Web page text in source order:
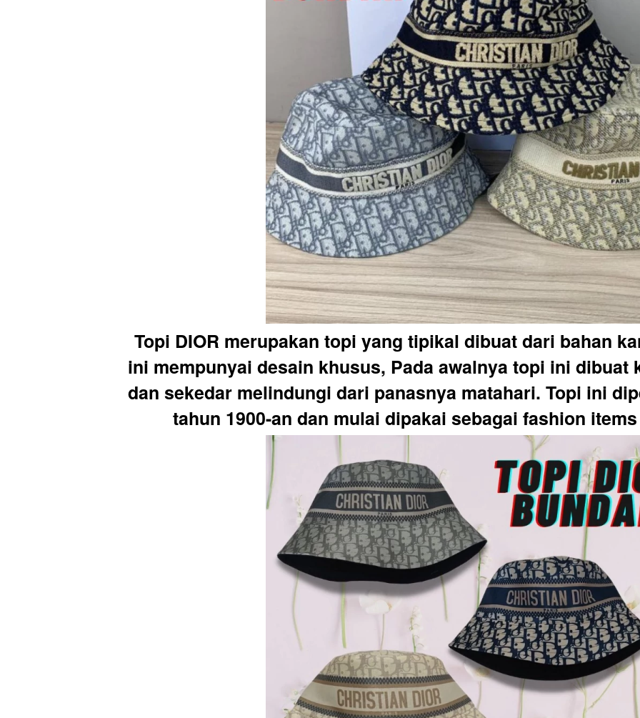
Topi DIOR merupakan topi yang tipikal dibuat dari bahan
ini mempunyai desain khusus, Pada awalnya topi ini dibuat
dan sekedar melindungi dari panasnya matahari. Topi ini
tahun 1900-an dan mulai dipakai sebagai fashion